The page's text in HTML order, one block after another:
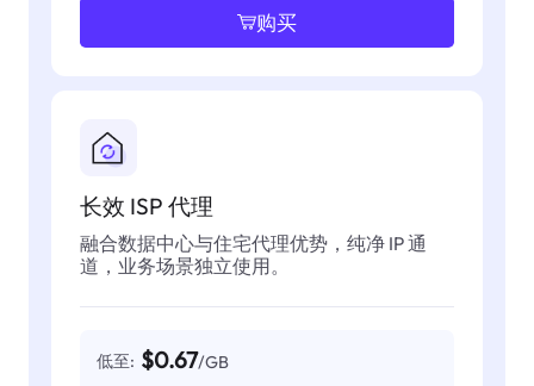
购买
长效 ISP 代理
融合数据中心与住宅代理优势，纯净 IP 通
道，业务场景独立使用。
低至: $0.67/GB